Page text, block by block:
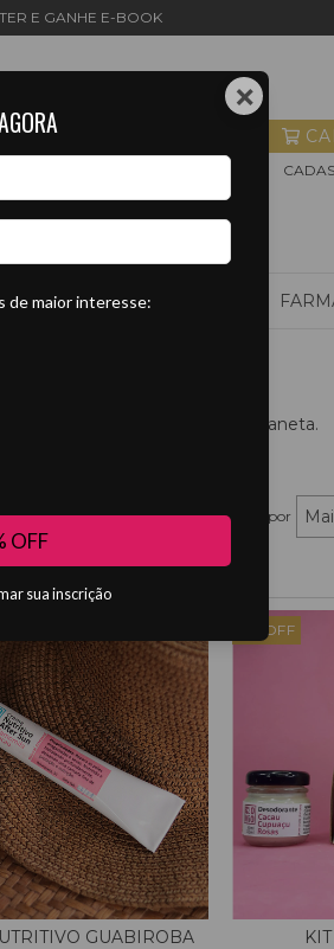
E GANHE E-BOOK
MAIS VENDIDOS
•
bebê e pets, sem danificar o planeta.
Ordenar por
GUABIROBA
OFF
×
de maior interesse:
OFF
sua inscrição